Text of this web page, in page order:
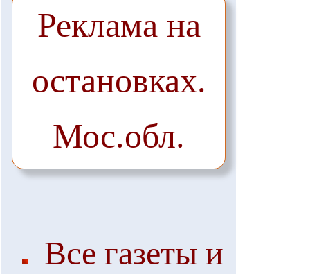
Реклама на
остановках.
Мос.обл.
Все газеты и